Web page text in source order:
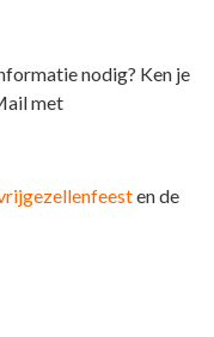
nodig? Ken je
met
en de